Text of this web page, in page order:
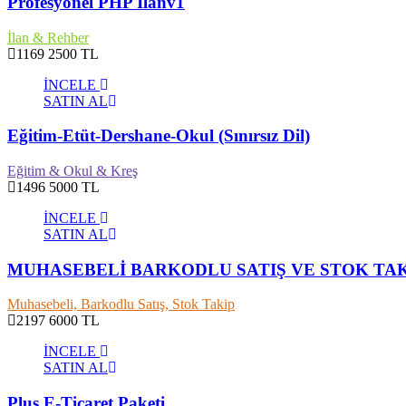
İlan & Rehber
1169 2500 TL
İNCELE
SATIN AL
Eğitim-Etüt-Dershane-Okul (Sınırsız Dil)
Eğitim & Okul & Kreş
1496 5000 TL
İNCELE
SATIN AL
MUHASEBELİ BARKODLU SATIŞ VE STOK
Muhasebeli, Barkodlu Satış, Stok Takip
2197 6000 TL
İNCELE
SATIN AL